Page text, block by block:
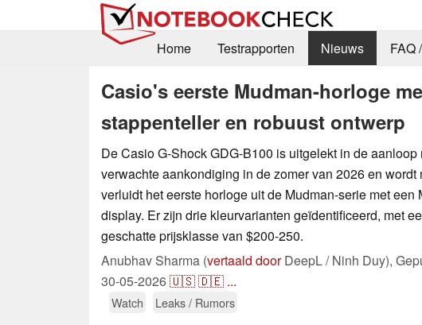
Home
Testrapporten Nieuws FAQ
Casio's eerste Mudman-horloge
stappenteller en robuust ontwerp
De Casio G-Shock GDG-B100 is uitgelekt in de aanloop
verwachte aankondiging in de zomer van 2026 en wordt
verluidt het eerste horloge uit de Mudman-serie met een
display. Er zijn drie kleurvarianten geïdentificeerd, met
geschatte prijsklasse van $200-250.
Anubhav Sharma (vertaald doorDeepL / Ninh Duy),
30-05-2026🇺🇸🇩🇪 ...
Watch Leaks / Rumors